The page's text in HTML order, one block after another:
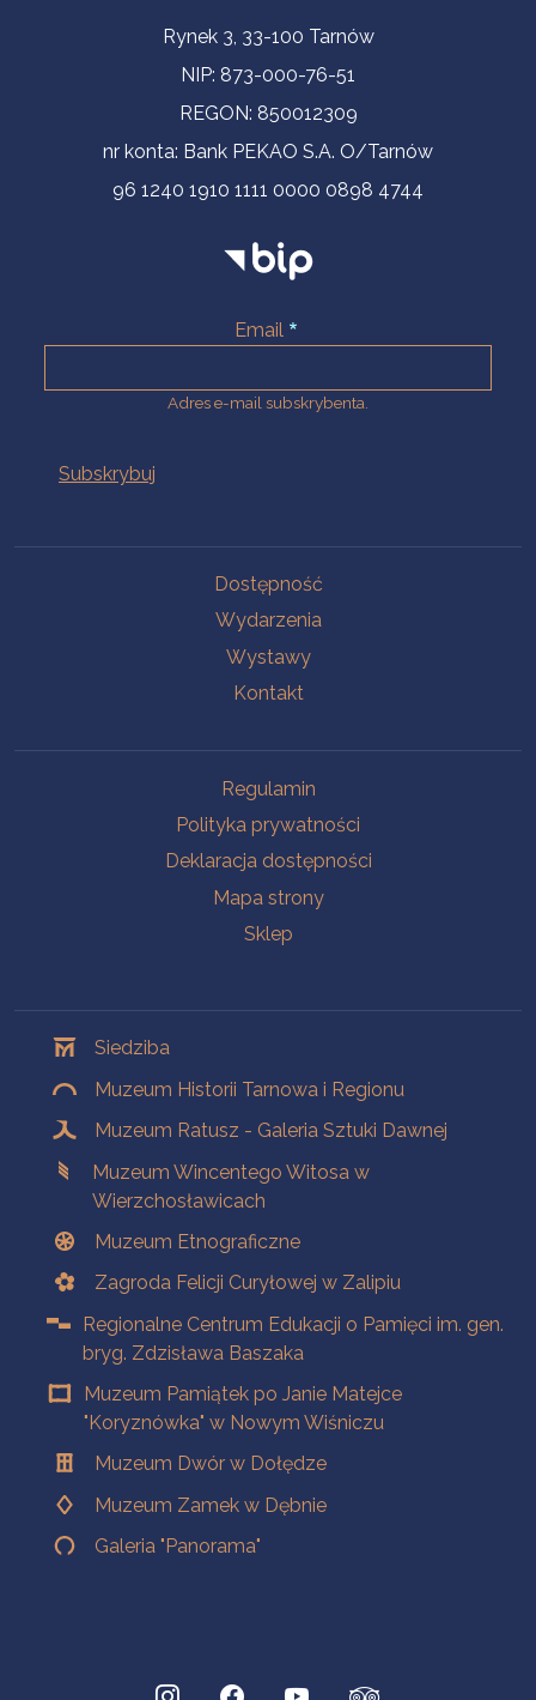
Informacje kontaktoweRynek 3, 33-100 Tarnów
NIP: 873-000-76-51
REGON: 850012309
nr konta: Bank PEKAO S.A. O/Tarnów
96 1240 1910 1111 0000 0898 4744
Email
Adres e-mail subskrybenta.
Dostępność
Wydarzenia
Wystawy
Kontakt
Regulamin
Polityka prywatności
Deklaracja dostępności
Mapa strony
Sklep
Siedziba
Muzeum Historii Tarnowa i Regionu
Muzeum Ratusz - Galeria Sztuki Dawnej
Muzeum Wincentego Witosa w
Wierzchosławicach
Muzeum Etnograficzne
Zagroda Felicji Curyłowej w Zalipiu
Regionalne Centrum Edukacji o Pamięci im. gen.
bryg. Zdzisława Baszaka
Muzeum Pamiątek po Janie Matejce
"Koryznówka" w Nowym Wiśniczu
Muzeum Dwór w Dołędze
Muzeum Zamek w Dębnie
Galeria "Panorama"